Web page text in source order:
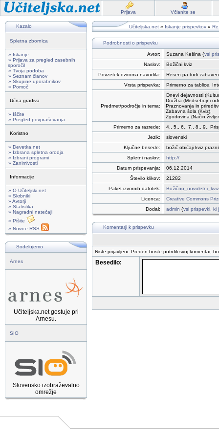
Prijava Včlanite se
Kazalo
Spletna zbornica
» Iskanje
» Prijava za pregled zasebnih
sporočil
» Tvoja podoba
» Seznam članov
» Skupine uporabnikov
» Pomoč
Učna gradiva
» Iščite
» Pregled povpraševanja
Koristno
» Devetka.net
» Izbrana spletna orodja
» Izbrani programi
» Zanimivosti
Informacije
» O Učiteljski.net
» Skrbniki
» Avtorji
» Statistika
» Nagradni natečaji
» Pišite
» Novice RSS
Sodelujemo
Arnes
Učiteljska.net gostuje pri
Arnesu.
SIO
Slovensko izobraževalno
omrežje
Učiteljska.net » Iskanje prispevkov »
Podrobnosti o prispevku
Avtor: Suzana Kešina (vsi
Naslov:
Božični kviz
Povzetek oziroma navodila:
Resen pa tudi
Vrsta prispevka:
Primerno za tablice,
Predmet/področje in tema:
Dnevi dejavnosti
Družba (Medsebojni
Praznovanja in
Zabavna šola (Kviz),
Zgodovina (Način
Primerno za razrede:
4., 5., 6., 7., 8., 9.,
Jezik:
slovenski
Ključne besede:
božič običaji kviz
Spletni naslov:
http://
Datum prispevanja:
06.12.2014
Število klikov:
21282
Paket izvornih datotek:
Licenca:
Creative Commons
Dodal:
admin (vsi prispevki, ki
Komentarji k prispevku
Niste prijavljeni. Preden boste potrdili svoj komentar,
Besedilo: